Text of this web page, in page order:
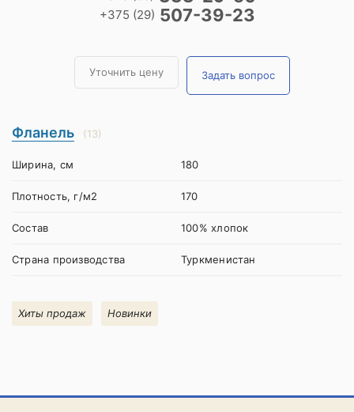
+375 (29) 507-39-23
Уточнить цену Задать вопрос
Фланель (13)
Ширина, см 180
Плотность, г/м2 170
Состав 100% хлопок
Страна производства Туркменистан
Хиты продаж Новинки